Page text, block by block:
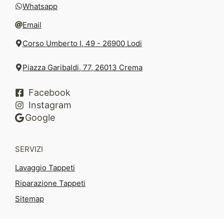
Whatsapp
Email
Corso Umberto I, 49 - 26900 Lodi
Piazza Garibaldi, 77, 26013 Crema
Facebook
Instagram
Google
SERVIZI
Lavaggio Tappeti
Riparazione Tappeti
Sitemap